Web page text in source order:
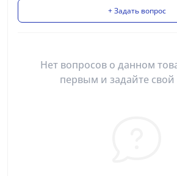
+ Задать вопрос
Нет вопросов о данном
первым и задайте свой